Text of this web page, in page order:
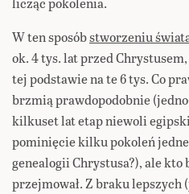
W ten sposóbstworzeniu
ok. 4 tys. lat przed
tej podstawie na te 6 tys. Co
brzmią prawdopodobnie
kilkuset lat etap niewoli
pominięcie kilku pokoleń
genealogii Chrystusa?), ale kto
przejmował. Z braku